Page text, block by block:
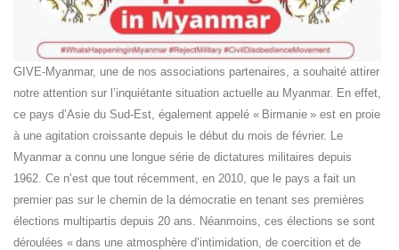
GIVE-Myanmar, une de nos associations partenaires, a souhaité attirer
notre attention sur l’inquiétante situation actuelle au Myanmar. En effet,
ce pays d’Asie du Sud-Est, également appelé « Birmanie » est en proie
à une agitation croissante depuis le début du mois de février. Le
Myanmar a connu une longue série de dictatures militaires depuis
1962. Ce n’est que tout récemment, en 2010, que le pays a fait un
premier pas sur le chemin de la démocratie en tenant ses premières
élections multipartis depuis 20 ans. Néanmoins, ces élections se sont
déroulées « dans une atmosphère d’intimidation, de coercition et de
Islande
Russie
Pérou
Chine
Espagne
Brésil
VietNam
Mexique
Groupe
SVE